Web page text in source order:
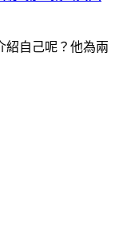
紹自己呢？他為兩